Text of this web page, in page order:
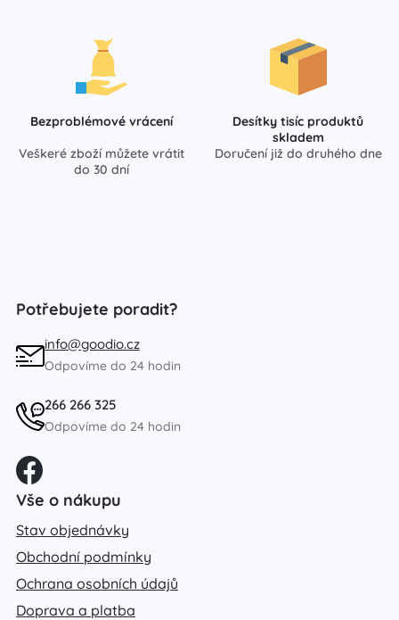
Bezproblémové vrácení
Veškeré zboží můžete vrátit
do 30 dní
Desítky tisíc produktů
skladem
Doručení již do druhého dne
Potřebujete poradit?
info@goodio.cz
Odpovíme do 24 hodin
266 266 325
Odpovíme do 24 hodin
Vše o nákupu
Stav objednávky
Obchodní podmínky
Ochrana osobních údajů
Doprava a platba